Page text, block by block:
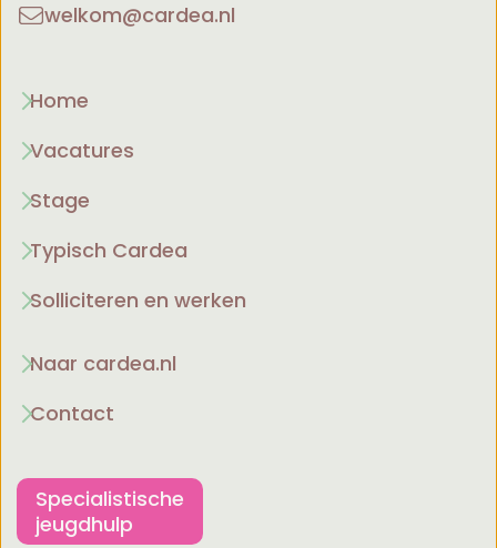
welkom@cardea.nl
Home
Vacatures
Stage
Typisch Cardea
Solliciteren en werken
Naar cardea.nl
Contact
Specialistische
jeugdhulp